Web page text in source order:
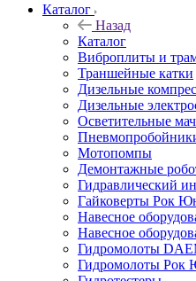
Каталог
Назад
Каталог
Виброплиты и
Траншейные катки
Дизельные
Дизельные
Осветительные
Мотопомпы
Демонтажные
Гидравлический
Гайковерты Рок
Навесное
Навесное
Гидромолоты
Гидромолоты Рок